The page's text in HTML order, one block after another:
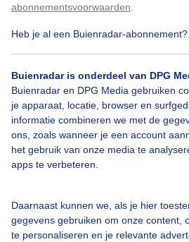
abonnementsvoorwaarden
Heb je al een Buienradar-abonnement?
Buienradar is onderdeel van DPG
Buienradar en DPG Media gebruiken
je apparaat, locatie, browser en
informatie combineren we met de
ons, zoals wanneer je een account
het gebruik van onze media te
apps te verbeteren.
Daarnaast kunnen we, als je hier
gegevens gebruiken om onze content,
te personaliseren en je relevante
Zonsondergang
Bekijk slideshow